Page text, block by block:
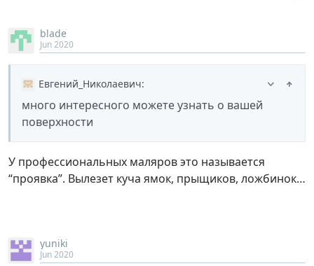
blade
Jun 2020
Евгений_Николаевич:
много интересного можете узнать о вашей
поверхности
У профессиональных маляров это называется
“проявка”. Вылезет куча ямок, прыщиков, ложбинок…
yuniki
Jun 2020